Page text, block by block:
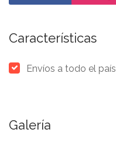
Características
Envíos a todo el país
Galería